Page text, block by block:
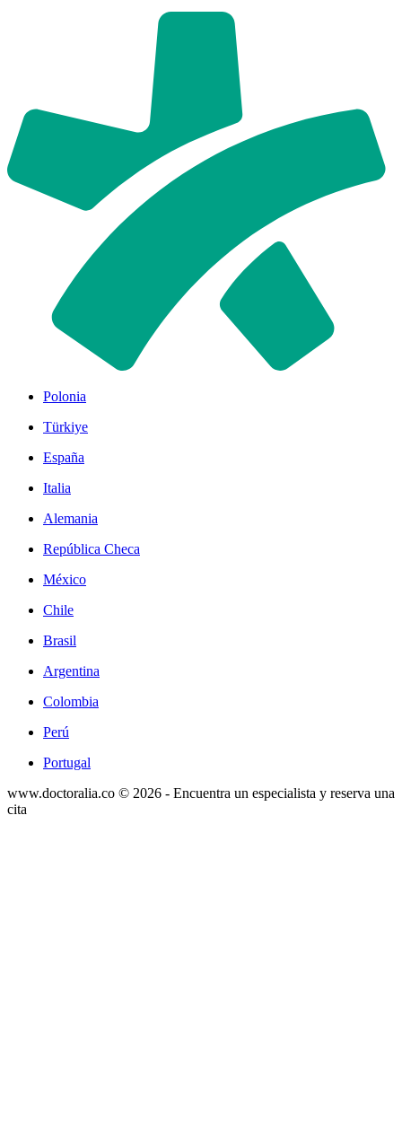
Polonia
Türkiye
España
Italia
Alemania
República Checa
México
Chile
Brasil
Argentina
Colombia
Perú
Portugal
www.doctoralia.co © 2026 - Encuentra un especialista y reserva una
cita